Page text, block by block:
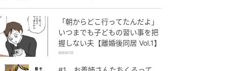
「朝からどこ行ってたんだよ」
いつまでも子どもの習い事を把
握しない夫【離婚後同居 Vol.1】
離婚後同居